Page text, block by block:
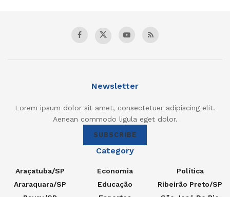
Newsletter
Lorem ipsum dolor sit amet, consectetuer adipiscing elit.
Aenean commodo ligula eget dolor.
SUBSCRIBE
Category
Araçatuba/SP
Araraquara/SP
Economia
Educação
Política
Ribeirão Preto/SP